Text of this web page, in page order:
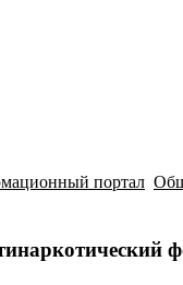
портал